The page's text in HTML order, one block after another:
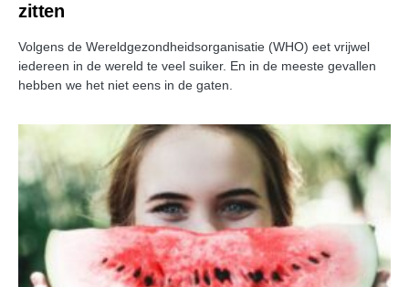
zitten
Volgens de Wereldgezondheidsorganisatie (WHO) eet vrijwel
iedereen in de wereld te veel suiker. En in de meeste gevallen
hebben we het niet eens in de gaten.